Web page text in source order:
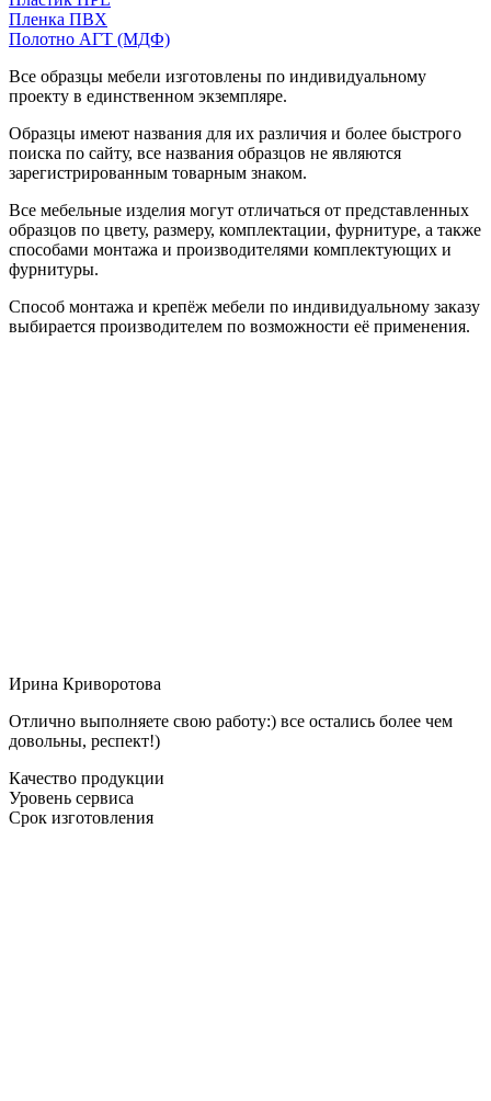
Пленка ПВХ
Полотно АГТ (МДФ)
Все образцы мебели изготовлены по индивидуальному
проекту в единственном экземпляре.
Образцы имеют названия для их различия и более быстрого
поиска по сайту, все названия образцов не являются
зарегистрированным товарным знаком.
Все мебельные изделия могут отличаться от представленных
образцов по цвету, размеру, комплектации, фурнитуре, а также
способами монтажа и производителями комплектующих и
фурнитуры.
Способ монтажа и крепёж мебели по индивидуальному заказу
выбирается производителем по возможности её применения.
Ирина Криворотова
Отлично выполняете свою работу:) все остались более чем
довольны, респект!)
Качество продукции
Уровень сервиса
Срок изготовления